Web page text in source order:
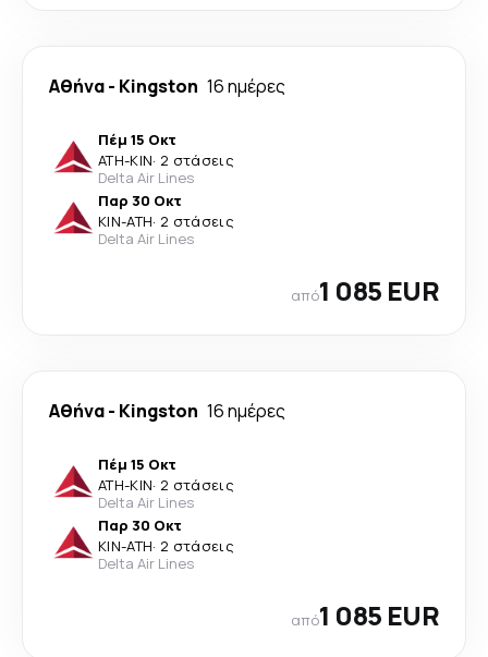
Αθήνα- Kingston 16 ημέρες
Πέμ 15 Οκτ
ATH-KIN· 2 στάσεις
Delta Air Lines
Παρ 30 Οκτ
KIN-ATH· 2 στάσεις
Delta Air Lines
από1 085 EUR
Αθήνα- Kingston 16 ημέρες
Πέμ 15 Οκτ
ATH-KIN· 2 στάσεις
Delta Air Lines
Παρ 30 Οκτ
KIN-ATH· 2 στάσεις
Delta Air Lines
από1 085 EUR